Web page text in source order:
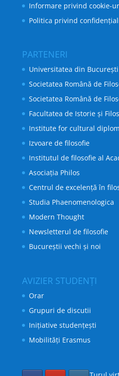
Informare privind cookie-
Politica privind
PARTENERI
Universitatea din București
Societatea Română de
Societatea Română de
Facultatea de Istorie și
Institute for cultural
Izvoare de filosofie
Institutul de filosofie al
Asociația Philos
Centrul de excelență în
Studia Phaenomenologica
Modern Thought
Newsletterul de filosofie
Bucureștii vechi și noi
AVIZIER STUDENȚI
Orar
Grupuri de discutii
Inițiative studențești
Mobilități Erasmus